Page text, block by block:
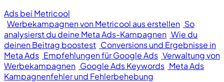
Ads bei Metricool
Werbekampagnen von Metricool aus erstellen So
analysierst du deine Meta Ads-Kampagnen Wie du
deinen Beitrag boostest Conversions und Ergebnisse in
Meta Ads Empfehlungen für Google Ads Verwaltung von
Werbekampagnen Google Ads Keywords Meta Ads
Kampagnenfehler und Fehlerbehebung